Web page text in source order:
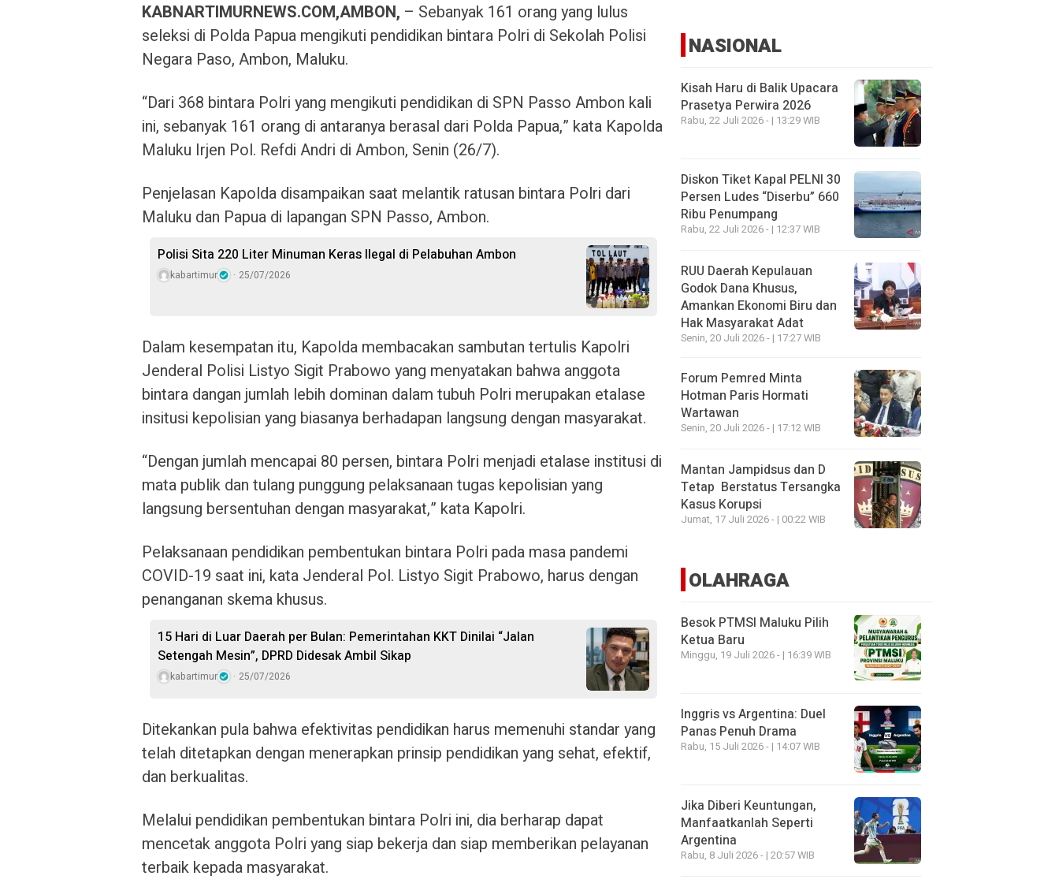
KABNARTIMURNEWS.COM,AMBON, – Sebanyak 161 orang yang lulus
seleksi di Polda Papua mengikuti pendidikan bintara Polri di Sekolah Polisi
Negara Paso, Ambon, Maluku.
“Dari 368 bintara Polri yang mengikuti pendidikan di SPN Passo Ambon kali
ini, sebanyak 161 orang di antaranya berasal dari Polda Papua,” kata Kapolda
Maluku Irjen Pol. Refdi Andri di Ambon, Senin (26/7).
Penjelasan Kapolda disampaikan saat melantik ratusan bintara Polri dari
Maluku dan Papua di lapangan SPN Passo, Ambon.
Polisi Sita 220 Liter Minuman Keras Ilegal di Pelabuhan Ambon
kabartimur 25/07/2026
Dalam kesempatan itu, Kapolda membacakan sambutan tertulis Kapolri
Jenderal Polisi Listyo Sigit Prabowo yang menyatakan bahwa anggota
bintara dangan jumlah lebih dominan dalam tubuh Polri merupakan etalase
insitusi kepolisian yang biasanya berhadapan langsung dengan masyarakat.
“Dengan jumlah mencapai 80 persen, bintara Polri menjadi etalase institusi di
mata publik dan tulang punggung pelaksanaan tugas kepolisian yang
langsung bersentuhan dengan masyarakat,” kata Kapolri.
Pelaksanaan pendidikan pembentukan bintara Polri pada masa pandemi
COVID-19 saat ini, kata Jenderal Pol. Listyo Sigit Prabowo, harus dengan
penanganan skema khusus.
15 Hari di Luar Daerah per Bulan: Pemerintahan KKT Dinilai “Jalan
Setengah Mesin”, DPRD Didesak Ambil Sikap
kabartimur 25/07/2026
Ditekankan pula bahwa efektivitas pendidikan harus memenuhi standar yang
telah ditetapkan dengan menerapkan prinsip pendidikan yang sehat, efektif,
dan berkualitas.
Melalui pendidikan pembentukan bintara Polri ini, dia berharap dapat
mencetak anggota Polri yang siap bekerja dan siap memberikan pelayanan
terbaik kepada masyarakat.
NASIONAL
Kisah Haru di Balik Upacara
Prasetya Perwira 2026
Rabu, 22 Juli 2026 - | 13:29 WIB
Diskon Tiket Kapal PELNI 30
Persen Ludes “Diserbu” 660
Ribu Penumpang
Rabu, 22 Juli 2026 - | 12:37 WIB
RUU Daerah Kepulauan
Godok Dana Khusus,
Amankan Ekonomi Biru dan
Hak Masyarakat Adat
Senin, 20 Juli 2026 - | 17:27 WIB
Forum Pemred Minta
Hotman Paris Hormati
Wartawan
Senin, 20 Juli 2026 - | 17:12 WIB
Mantan Jampidsus dan D
Tetap Berstatus Tersangka
Kasus Korupsi
Jumat, 17 Juli 2026 - | 00:22 WIB
OLAHRAGA
Besok PTMSI Maluku Pilih
Ketua Baru
Minggu, 19 Juli 2026 - | 16:39 WIB
Inggris vs Argentina: Duel
Panas Penuh Drama
Rabu, 15 Juli 2026 - | 14:07 WIB
Jika Diberi Keuntungan,
Manfaatkanlah Seperti
Argentina
Rabu, 8 Juli 2026 - | 20:57 WIB